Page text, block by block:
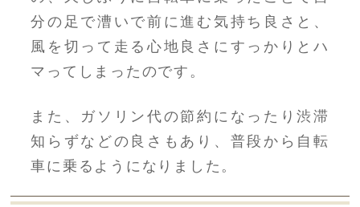
分の足で漕いで前に進む気持ち良さと、
風を切って走る心地良さにすっかりとハ
マってしまったのです。
また、ガソリン代の節約になったり渋滞
知らずなどの良さもあり、普段から自転
車に乗るようになりました。